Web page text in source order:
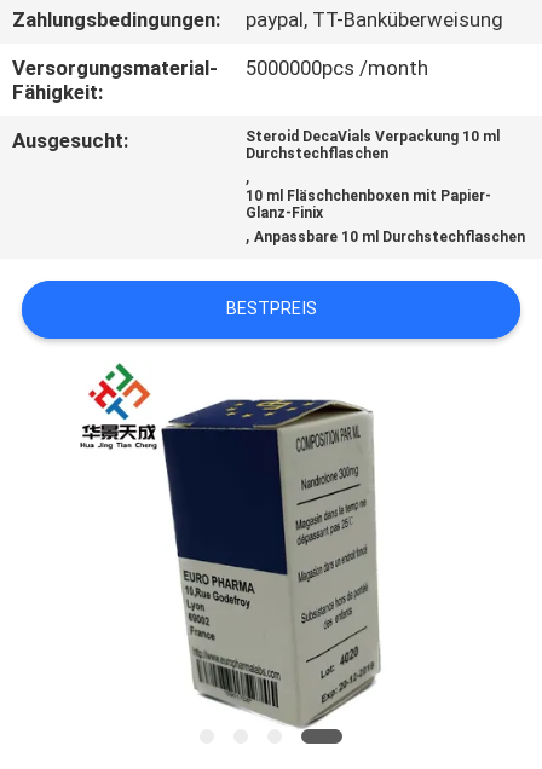
NACHRICHTEN
FÄLLE
PRIVACY
POLICY
Zahlungsbedingungen:
paypal, TT-Banküberweisung
Versorgungsmaterial-
Fähigkeit:
5000000pcs /month
Ausgesucht:
Steroid DecaVials Verpackung 10 ml
Durchstechflaschen
,
10 ml Fläschchenboxen mit Papier-
Glanz-Finix
,Anpassbare 10 ml Durchstechflaschen
BESTPREIS